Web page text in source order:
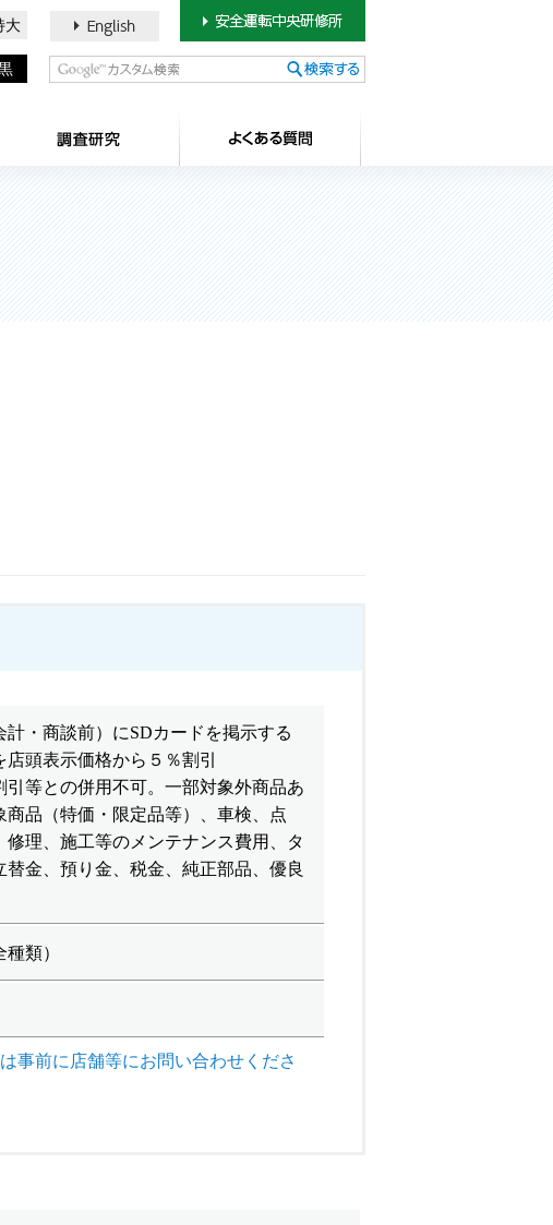
イズ
大
計・商談前）にSDカードを掲示する
店頭表示価格から５％割引
等との併用不可。一部対象外商品あ
商品（特価・限定品等）、車検、点
修理、施工等のメンテナンス費用、タ
替金、預り金、税金、純正部品、優良
類）
事前に店舗等にお問い合わせくださ